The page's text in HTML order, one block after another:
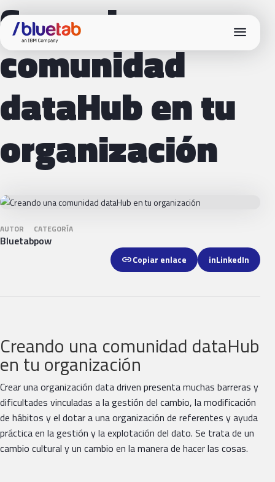
menu
Creando una
comunidad
dataHub en tu
organización
AUTOR
Bluetab
CATEGORÍA
pow
linkCopiar enlace inLinkedIn
Creando una comunidad dataHub
en tu organización
Crear una organización data driven presenta muchas barreras y
dificultades vinculadas a la gestión del cambio, la modificación
de hábitos y el dotar a una organización de referentes y ayuda
práctica en la gestión y la explotación del dato. Se trata de un
cambio cultural y un cambio en la manera de hacer las cosas.